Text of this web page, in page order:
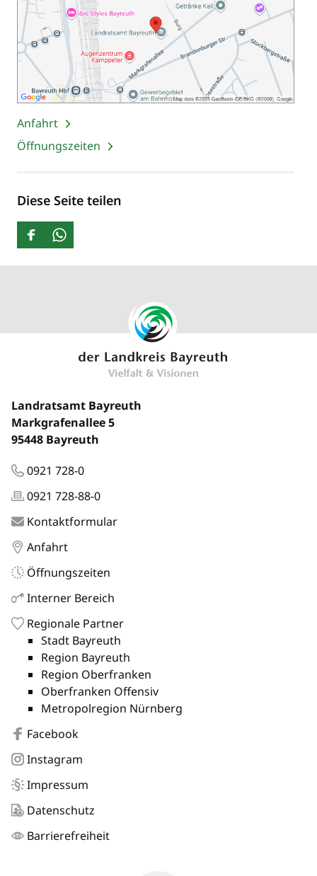
Anfahrt
Öffnungszeiten
Diese Seite teilen
Landratsamt Bayreuth
Markgrafenallee 5
95448 Bayreuth
0921 728-0
0921 728-88-0
Kontaktformular
Anfahrt
Öffnungszeiten
Interner Bereich
Regionale Partner
Stadt Bayreuth
Region Bayreuth
Region Oberfranken
Oberfranken Offensiv
Metropolregion Nürnberg
Facebook
Instagram
Impressum
Datenschutz
Barrierefreiheit